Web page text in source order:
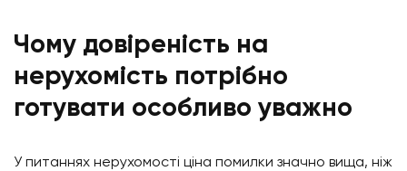
Чому довіреність на
нерухомість потрібно
готувати особливо уважно
У питаннях нерухомості ціна помилки значно вища, ніж